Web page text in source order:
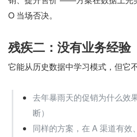
O 当场否决。
残疾二：没有业务经验
它能从历史数据中学习模式，但
去年暴雨天的促销为什么效
断）
同样的方案，在 A 渠道有效